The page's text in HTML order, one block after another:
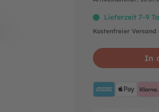
Lieferzeit 7-9
Kostenfreier Versand
In